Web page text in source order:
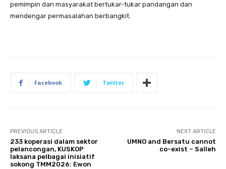
pemimpin dan masyarakat bertukar-tukar pandangan dan
mendengar permasalahan berbangkit.
Facebook Twitter
PREVIOUS ARTICLE
233 koperasi dalam sektor
pelancongan, KUSKOP
laksana pelbagai inisiatif
sokong TMM2026: Ewon
NEXT ARTICLE
UMNO and Bersatu cannot
co-exist – Salleh